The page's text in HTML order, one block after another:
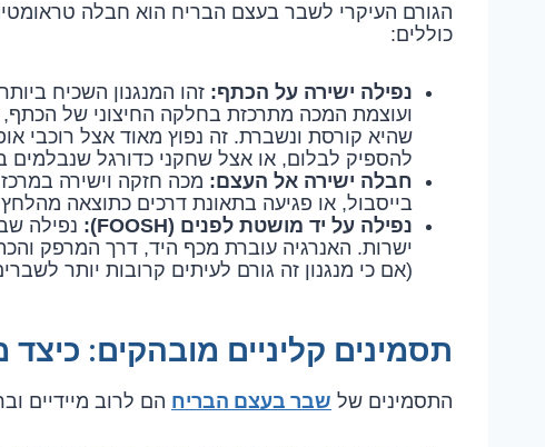
הגורם העיקרי לשבר בעצם הבריח הוא חבלה
כוללים:
נפילה ישירה על הכתף:
ועוצמת המכה מתרכזת בחלקה החיצוני של
שהיא קורסת ונשברת. זה נפוץ מאוד אצל רוכבי
להספיק לבלום, או אצל שחקני כדורגל שנבלמים
חבלה ישירה אל העצם: מכה חזקה וישירה
בייסבול, או פגיעה בתאונת דרכים כתוצאה
נפילה על יד מושטת לפנים (FOOSH):
נפילה
ישרות. האנרגיה עוברת מכף היד, דרך המרפק
(אם כי מנגנון זה גורם לעיתים קרובות יותר
תסמינים קליניים מובהקים:
התסמינים של שבר בעצם הבריח הם לרוב מיידיים